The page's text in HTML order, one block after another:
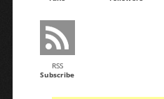
RSS
Subscribe